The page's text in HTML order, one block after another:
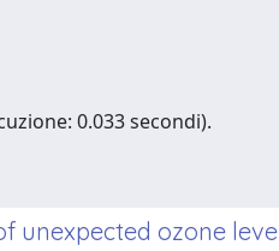
0.033 secondi).
unexpected ozone